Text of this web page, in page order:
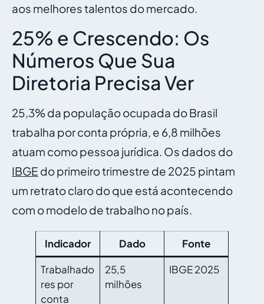
aos melhores talentos do mercado.
25% e Crescendo: Os
Números Que Sua
Diretoria Precisa Ver
25,3% da população ocupada do Brasil
trabalha por conta própria, e 6,8 milhões
atuam como pessoa jurídica. Os dados do
IBGE do primeiro trimestre de 2025 pintam
um retrato claro do que está acontecendo
com o modelo de trabalho no país.
Indicador Dado
Fonte
Trabalhado
res por
conta
25,5
milhões
IBGE 2025